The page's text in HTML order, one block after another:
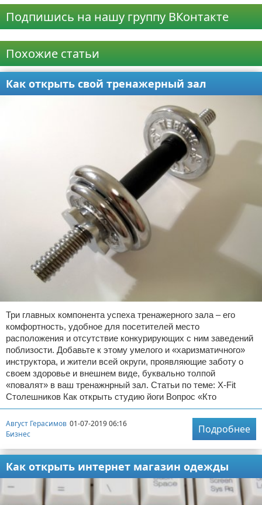
Подпишись на нашу группу ВКонтакте
Похожие статьи
Как открыть свой тренажерный зал
Три главных компонента успеха тренажерного зала – его
комфортность, удобное для посетителей место
расположения и отсутствие конкурирующих с ним заведений
поблизости. Добавьте к этому умелого и «харизматичного»
инструктора, и жители всей округи, проявляющие заботу о
своем здоровье и внешнем виде, буквально толпой
«повалят» в ваш тренажнрный зал. Статьи по теме: X-Fit
Столешников Как открыть студию йоги Вопрос «Кто
Август Герасимов 01-07-2019 06:16
Бизнес
Подробнее
Как открыть интернет магазин одежды